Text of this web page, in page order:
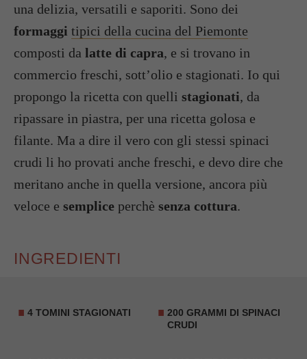
una delizia, versatili e saporiti. Sono dei
formaggi tipici della cucina del Piemonte
composti da latte di capra, e si trovano in
commercio freschi, sott’olio e stagionati. Io qui
propongo la ricetta con quelli stagionati, da
ripassare in piastra, per una ricetta golosa e
filante. Ma a dire il vero con gli stessi spinaci
crudi li ho provati anche freschi, e devo dire che
meritano anche in quella versione, ancora più
veloce e semplice perchè senza cottura.
INGREDIENTI
4 TOMINI STAGIONATI
200 GRAMMI DI SPINACI
CRUDI